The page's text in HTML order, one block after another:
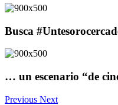
Busca
… un escenario “de
Previous Next